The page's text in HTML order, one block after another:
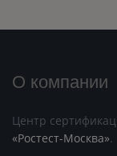
О компании
Центр
«Ростест-Москва».